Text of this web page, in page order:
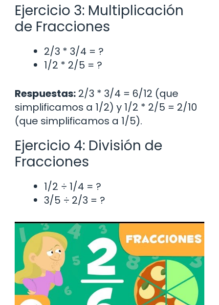
Ejercicio 3: Multiplicación
de Fracciones
2/3 * 3/4 = ?
1/2 * 2/5 = ?
Respuestas: 2/3 * 3/4 = 6/12 (que
simplificamos a 1/2) y 1/2 * 2/5 = 2/10
(que simplificamos a 1/5).
Ejercicio 4: División de
Fracciones
1/2 ÷ 1/4 = ?
3/5 ÷ 2/3 = ?